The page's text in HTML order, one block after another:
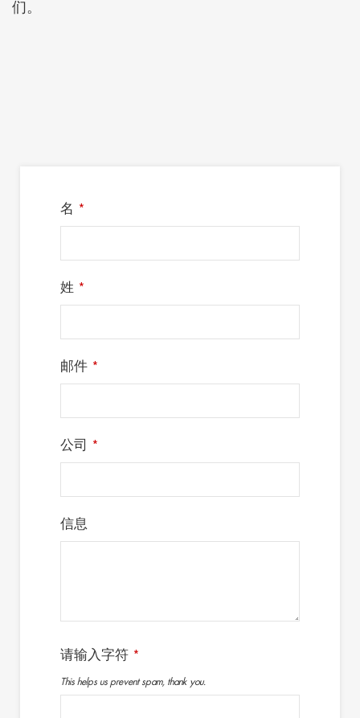
们。
名 *
姓 *
邮件 *
公司 *
信息
请输入字符 *
This helps us prevent spam, thank you.